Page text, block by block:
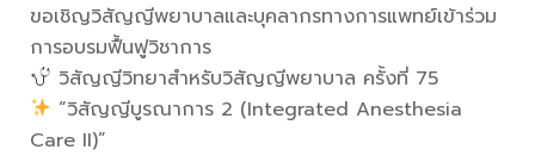
ขอเชิญวิสัญญีพยาบาลและบุคลากรทางการแพทย์เข้าร่วม
การอบรมฟื้นฟูวิชาการ
วิสัญญีวิทยาสำหรับวิสัญญีพยาบาล ครั้งที่ 75
“วิสัญญีบูรณาการ 2 (Integrated Anesthesia
Care II)”